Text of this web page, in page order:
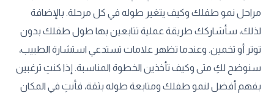
مراحل نمو طفلك وكيف يتغير طوله في كل مرحلة. بالإضافة
لذلك، سأشاركك طريقة عملية تتابعين بها طول طفلك بدون
توتر أو تخمين. وعندما تظهر علامات تستدعي استشارة الطبيب،
سنوضح لكِ متى وكيف تأخذين الخطوة المناسبة. إذا كنتِ ترغبين
بفهم أفضل لنمو طفلك ومتابعة طوله بثقة، فأنتِ في المكان